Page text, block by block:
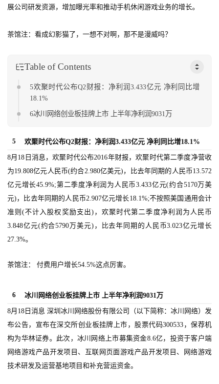
游
游
闲
戏
2
0
5
第
十
三
金
7
月
3
展公司研发资源，增加曝光率和推动手机休闲游戏业务的增长。
茶馆注：看成幻影猫了，一想不对啊，那不是漫威吗？
Table of Contents
5欢聚时代公布Q2财报：净利润3.433亿元 净利同比增
18.1%
6冰川网络创业板挂牌上市 上半年净利润9031万
5 欢聚时代公布Q2财报：净利润3.433亿元 净利同比增18.1%
8月18日消息，欢聚时代公布2016年财报，欢聚时代第二季度净营收
为19.808亿元人民币(约合2.980亿美元)，比去年同期的人民币13.572
亿元增长45.9%;第二季度净利润为人民币3.433亿元(约合5170万美
元)，比去年同期的人民币2.907亿元增长18.1%;不按照美国通用会计
准则(不计入股权奖励支出)，欢聚时代第二季度净利润为人民币
3.848亿元(约合5790万美元)，比去年同期的人民币3.023亿元增长
27.3%。
茶馆注： 付费用户增长54.5%这点厉害。
6 冰川网络创业板挂牌上市 上半年净利润9031万
8月18日消息 深圳冰川网络股份有限公司（以下简称：冰川网络）发
布公告，宣布在深交所创业板挂牌上市，股票代码300533，保荐机
构为华林证券。此次，冰川网络上市募集资金8.6亿，投资于客户端
网络游戏产品开发项目、互联网页面游戏产品开发项目、网络游戏
技术研发及运营基地项目和补充营运资金。